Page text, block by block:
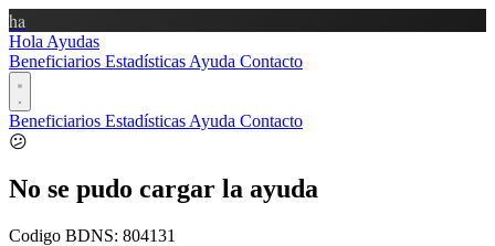
ha
Hola Ayudas
Beneficiarios Estadísticas Ayuda Contacto
Beneficiarios Estadísticas Ayuda Contacto
😕
No se pudo cargar la ayuda
Codigo BDNS: 804131